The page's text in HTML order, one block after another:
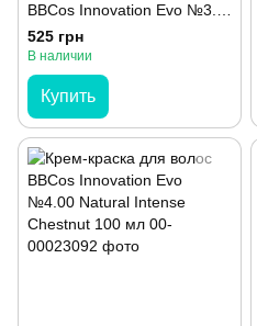
BBCos Innovation Evo №3.2
Dark Purple Chestnut 100 мл
(уценка)
525 грн
В наличии
Купить